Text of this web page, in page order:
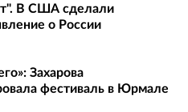
В США сделали
о России
Захарова
фестиваль в Юрмале